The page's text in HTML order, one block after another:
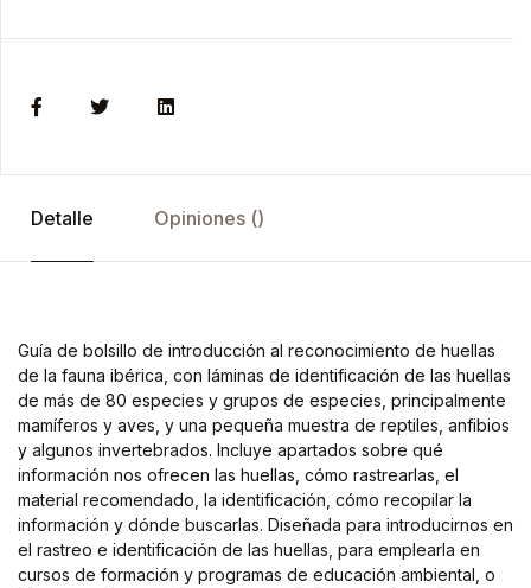
Detalle Opiniones ()
Guía de bolsillo de introducción al reconocimiento de huellas
de la fauna ibérica, con láminas de identificación de las huellas
de más de 80 especies y grupos de especies, principalmente
mamíferos y aves, y una pequeña muestra de reptiles, anfibios
y algunos invertebrados. Incluye apartados sobre qué
información nos ofrecen las huellas, cómo rastrearlas, el
material recomendado, la identificación, cómo recopilar la
información y dónde buscarlas. Diseñada para introducirnos en
el rastreo e identificación de las huellas, para emplearla en
cursos de formación y programas de educación ambiental, o